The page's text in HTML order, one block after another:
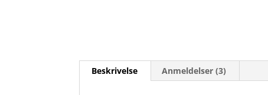
Beskrivelse Anmeldelser (3)